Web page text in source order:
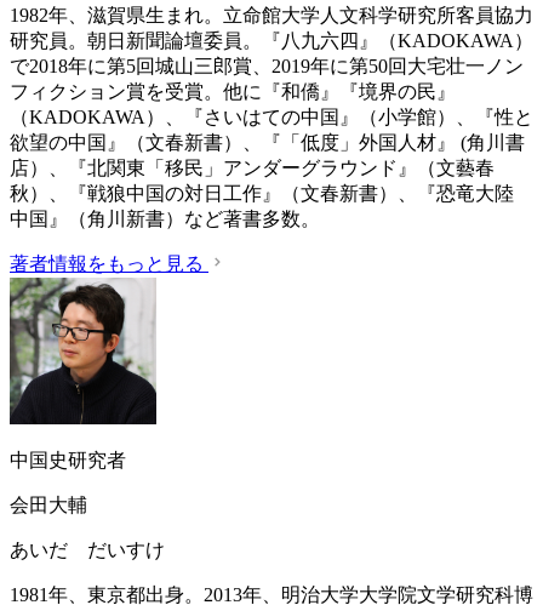
1982年、滋賀県生まれ。立命館大学人文科学研究所客員協力
研究員。朝日新聞論壇委員。『八九六四』（KADOKAWA）
で2018年に第5回城山三郎賞、2019年に第50回大宅壮一ノン
フィクション賞を受賞。他に『和僑』『境界の民』
（KADOKAWA）、『さいはての中国』（小学館）、『性と
欲望の中国』（文春新書）、『「低度」外国人材』 (角川書
店）、『北関東「移民」アンダーグラウンド』（文藝春
秋）、『戦狼中国の対日工作』（文春新書）、『恐竜大陸
中国』（角川新書）など著書多数。
著者情報をもっと見る
中国史研究者
会田大輔
あいだ だいすけ
1981年、東京都出身。2013年、明治大学大学院文学研究科博